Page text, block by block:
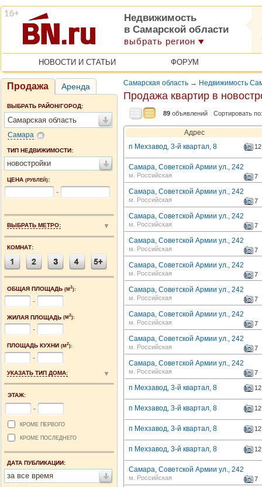
Недвижимость
в Самарской области
выбрать регион
НОВОСТИ И СТАТЬИ ФОРУМ
Продажа Аренда
ВЫБРАТЬ РАЙОН/ГОРОД:
Самарская область
Самара
ТИП НЕДВИЖИМОСТИ:
новостройки
ЦЕНА (РУБЛЕЙ):
-
ВЫБРАТЬ МЕТРО:
КОМНАТ:
ОБЩАЯ ПЛОЩАДЬ (М2):
-
ЖИЛАЯ ПЛОЩАДЬ (М2):
-
ПЛОЩАДЬ КУХНИ (М2):
-
УКАЗАТЬ ТИП ДОМА:
ЭТАЖ:
-
КРОМЕ ПЕРВОГО
КРОМЕ ПОСЛЕДНЕГО
ДАТА ПУБЛИКАЦИИ:
за все время
Самарская область → Недвижимость
Продажа квартир в
89 объявлений Сортировать
Адрес
п Мехзавод, 3-й квартал, 8
12
Самара, Советской Армии ул., 242
7
м. Российская
Самара, Советской Армии ул., 242
7
м. Российская
Самара, Советской Армии ул., 242
7
м. Российская
Самара, Советской Армии ул., 242
7
м. Российская
Самара, Советской Армии ул., 242
7
м. Российская
Самара, Советской Армии ул., 242
7
м. Российская
Самара, Советской Армии ул., 242
7
м. Российская
Самара, Советской Армии ул., 242
7
м. Российская
Самара, Советской Армии ул., 242
7
м. Российская
п Мехзавод, 3-й квартал, 8 12
п Мехзавод, 3-й квартал, 8 12
п Мехзавод, 3-й квартал, 8 12
п Мехзавод, 3-й квартал, 8 12
Самара, Советской Армии ул., 242
7
м. Российская